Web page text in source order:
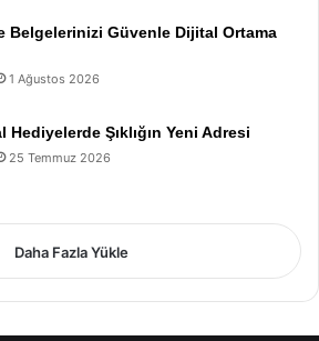
Belgelerinizi Güvenle Dijital Ortama
1 Ağustos 2026
Hediyelerde Şıklığın Yeni Adresi
25 Temmuz 2026
Daha Fazla Yükle